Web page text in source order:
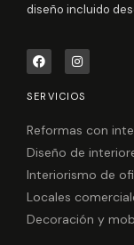
diseño incluido
F
a
c
e
b
o
I
n
s
t
a
r
m
SERVICIOS
Reformas con
Diseño de
Interiorismo de
Locales
Decoración y